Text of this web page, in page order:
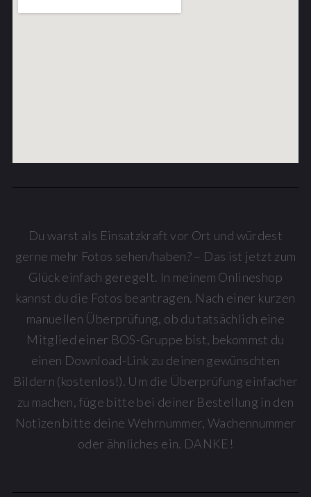
Du warst als Einsatzkraft vor Ort und würdest
gerne mehr Fotos sehen/haben? – Das ist jetzt zum
Glück einfach geregelt. In meinem Onlineshop
kannst du die Fotos beantragen. Nach einer kurzen
manuellen Überprüfung, ob du tatsächlich eine
Mitglied einer BOS-Gruppe bist, bekommst du
einen Download-Link zu deinen gewünschten
Bildern (kostenlos!). Um die Überprüfung einfacher
zu machen, füge bitte bei deiner Bestellung in den
Notizen bitte deine Wehrnummer, Wachennummer
oder ähnliches ein. DANKE!